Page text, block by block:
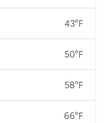
43°F
50°F
58°F
66°F